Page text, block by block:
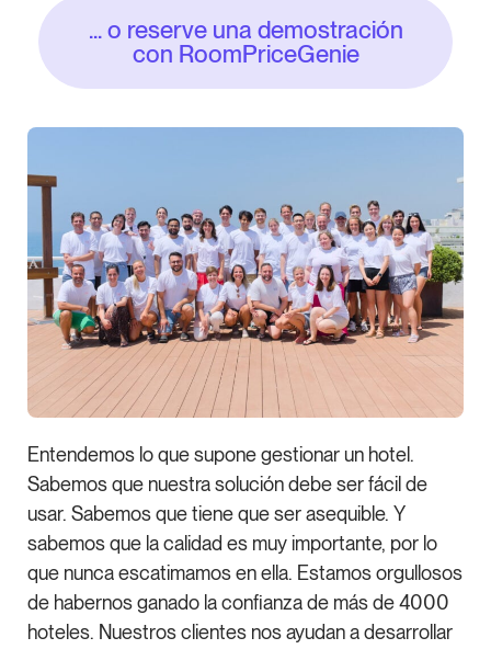
... o reserve una demostración
con RoomPriceGenie
Entendemos lo que supone gestionar un hotel.
Sabemos que nuestra solución debe ser fácil de
usar. Sabemos que tiene que ser asequible. Y
sabemos que la calidad es muy importante, por lo
que nunca escatimamos en ella. Estamos orgullosos
de habernos ganado la confianza de más de 4000
hoteles. Nuestros clientes nos ayudan a desarrollar